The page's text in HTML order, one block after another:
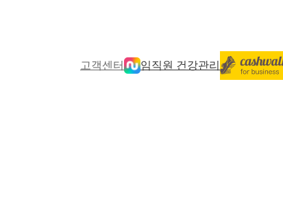
고객센터 임직원 건강관리